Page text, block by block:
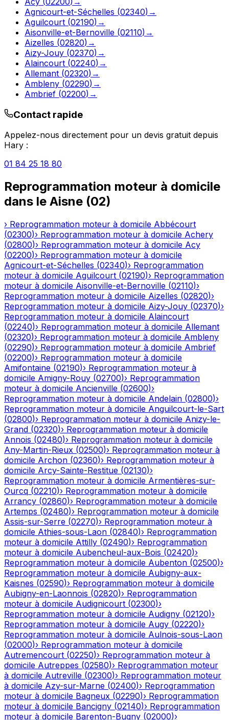
Agnicourt-et-Séchelles (02340) →
Aguilcourt (02190) →
Aisonville-et-Bernoville (02110) →
Aizelles (02820) →
Aizy-Jouy (02370) →
Alaincourt (02240) →
Allemant (02320) →
Ambleny (02290) →
Ambrief (02200) →
Contact rapide
Appelez-nous directement pour un devis gratuit depuis
Hary :
01 84 25 18 80
Reprogrammation moteur à domicile
dans le Aisne (02)
› Reprogrammation moteur à domicile Abbécourt
(02300)› Reprogrammation moteur à domicile Achery
(02800)› Reprogrammation moteur à domicile Acy
(02200)› Reprogrammation moteur à domicile
Agnicourt-et-Séchelles (02340)› Reprogrammation
moteur à domicile Aguilcourt (02190)› Reprogrammation
moteur à domicile Aisonville-et-Bernoville (02110)›
Reprogrammation moteur à domicile Aizelles (02820)›
Reprogrammation moteur à domicile Aizy-Jouy (02370)›
Reprogrammation moteur à domicile Alaincourt
(02240)› Reprogrammation moteur à domicile Allemant
(02320)› Reprogrammation moteur à domicile Ambleny
(02290)› Reprogrammation moteur à domicile Ambrief
(02200)› Reprogrammation moteur à domicile
Amifontaine (02190)› Reprogrammation moteur à
domicile Amigny-Rouy (02700)› Reprogrammation
moteur à domicile Ancienville (02600)›
Reprogrammation moteur à domicile Andelain (02800)›
Reprogrammation moteur à domicile Anguilcourt-le-Sart
(02800)› Reprogrammation moteur à domicile Anizy-le-
Grand (02320)› Reprogrammation moteur à domicile
Annois (02480)› Reprogrammation moteur à domicile
Any-Martin-Rieux (02500)› Reprogrammation moteur à
domicile Archon (02360)› Reprogrammation moteur à
domicile Arcy-Sainte-Restitue (02130)›
Reprogrammation moteur à domicile Armentières-sur-
Ourcq (02210)› Reprogrammation moteur à domicile
Arrancy (02860)› Reprogrammation moteur à domicile
Artemps (02480)› Reprogrammation moteur à domicile
Assis-sur-Serre (02270)› Reprogrammation moteur à
domicile Athies-sous-Laon (02840)› Reprogrammation
moteur à domicile Attilly (02490)› Reprogrammation
moteur à domicile Aubencheul-aux-Bois (02420)›
Reprogrammation moteur à domicile Aubenton (02500)›
Reprogrammation moteur à domicile Aubigny-aux-
Kaisnes (02590)› Reprogrammation moteur à domicile
Aubigny-en-Laonnois (02820)› Reprogrammation
moteur à domicile Audignicourt (02300)›
Reprogrammation moteur à domicile Audigny (02120)›
Reprogrammation moteur à domicile Augy (02220)›
Reprogrammation moteur à domicile Aulnois-sous-Laon
(02000)› Reprogrammation moteur à domicile
Autremencourt (02250)› Reprogrammation moteur à
domicile Autreppes (02580)› Reprogrammation moteur
à domicile Autreville (02300)› Reprogrammation moteur
à domicile Azy-sur-Marne (02400)› Reprogrammation
moteur à domicile Bagneux (02290)› Reprogrammation
moteur à domicile Bancigny (02140)› Reprogrammation
moteur à domicile Barenton-Bugny (02000)›